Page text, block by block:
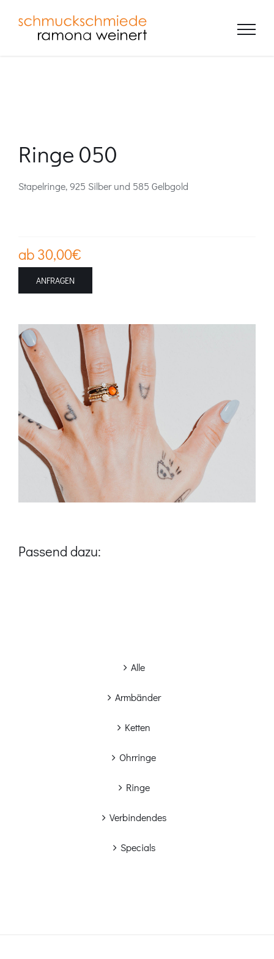
Inhalt
Ringe 050
Stapelringe, 925 Silber und 585 Gelbgold
ab30,00€
ANFRAGEN
Passend dazu:
Alle
Armbänder
Ketten
Ohrringe
Ringe
Verbindendes
Specials